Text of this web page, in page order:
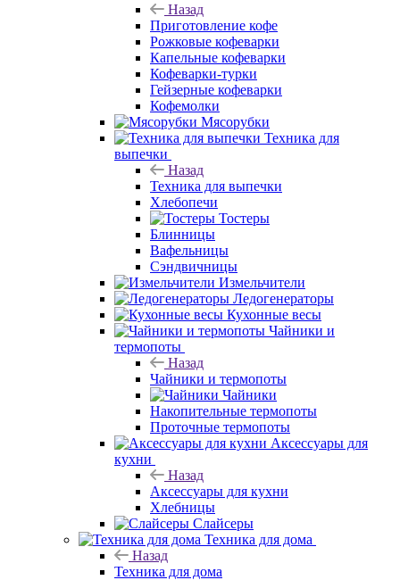
Назад
Приготовление кофе
Рожковые кофеварки
Капельные кофеварки
Кофеварки-турки
Гейзерные кофеварки
Кофемолки
Мясорубки
Техника для
выпечки
Назад
Техника для выпечки
Хлебопечи
Тостеры
Блинницы
Вафельницы
Сэндвичницы
Измельчители
Ледогенераторы
Кухонные весы
Чайники и
термопоты
Назад
Чайники и термопоты
Чайники
Накопительные термопоты
Проточные термопоты
Аксессуары для
кухни
Назад
Аксессуары для кухни
Хлебницы
Слайсеры
Техника для дома
Назад
Техника для дома